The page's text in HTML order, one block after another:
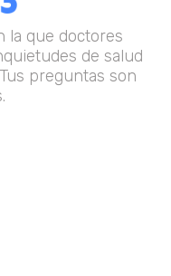
la que doctores
de salud
preguntas son